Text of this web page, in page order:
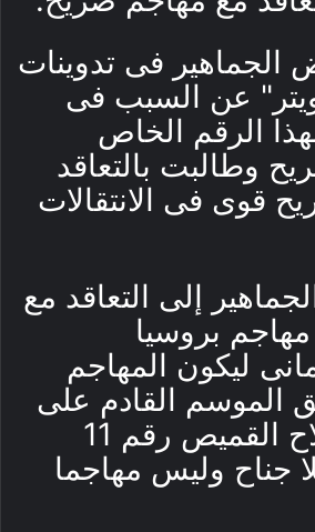
الجماهير فى تدوينات
عن السبب فى
الرقم الخاص
وطالبت بالتعاقد
قوى فى الانتقالات
إلى التعاقد مع
مهاجم بروسيا
ليكون المهاجم
الموسم القادم على
ان يرتدى صلاح القميص رقم 11
جناح وليس مهاجما